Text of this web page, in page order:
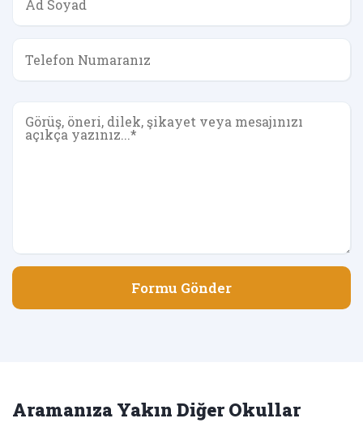
Formu Gönder
Aramanıza Yakın Diğer Okullar